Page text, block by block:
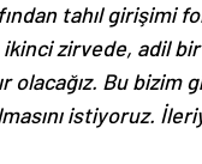
tahıl girişimi
zirvede, adil
olacağız. Bu bizim
istiyoruz.